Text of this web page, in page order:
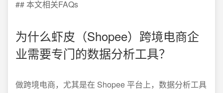
## 本文相关FAQs
为什么虾皮（Shopee）跨境电商企
业需要专门的数据分析工具？
做跨境电商，尤其是在 Shopee 平台上，数据分析工具